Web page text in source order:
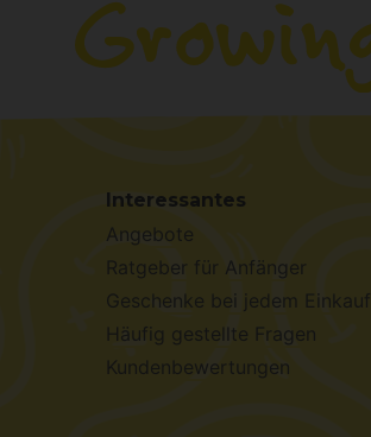
Interessantes
Angebote
Ratgeber für Anfänger
Geschenke bei jedem Einkauf
Häufig gestellte Fragen
Kundenbewertungen